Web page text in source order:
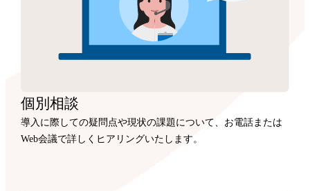
個別相談
導入に際しての疑問点や現状の課題について、お電話または
Web会議で詳しくヒアリングいたします。